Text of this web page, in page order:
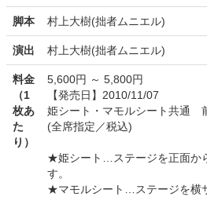
脚本 村上大樹(拙者ムニエル)
演出 村上大樹(拙者ムニエル)
料金
（1
枚あ
た
り）
5,600円 ～ 5,800円
【発売日】2010/11/07
姫シート・マモルシート共通
(全席指定／税込)
★姫シート…ステージを正面か
す。
★マモルシート…ステージを横